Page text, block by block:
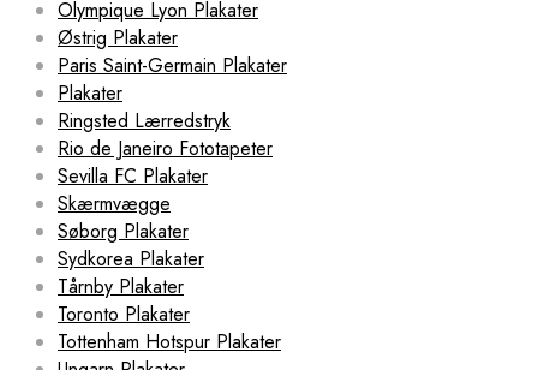
Olympique Lyon Plakater
Østrig Plakater
Paris Saint-Germain Plakater
Plakater
Ringsted Lærredstryk
Rio de Janeiro Fototapeter
Sevilla FC Plakater
Skærmvægge
Søborg Plakater
Sydkorea Plakater
Tårnby Plakater
Toronto Plakater
Tottenham Hotspur Plakater